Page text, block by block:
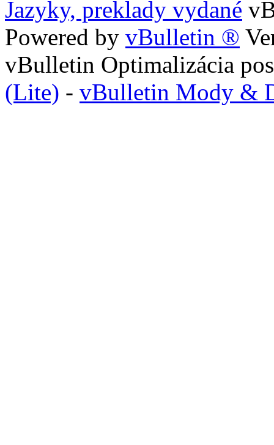
Jazyky, preklady vydané
Powered by vBulletin ®
vBulletin Optimalizácia
(Lite) - vBulletin Mody &